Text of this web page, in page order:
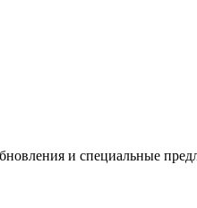
и специальные